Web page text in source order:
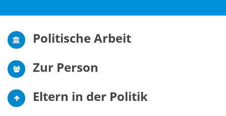
Politische Arbeit
Zur Person
Eltern in der Politik